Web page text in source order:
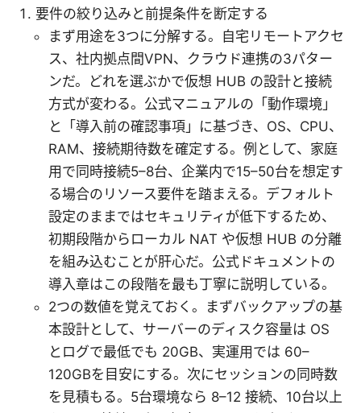
要件の絞り込みと前提条件を断定する
まず用途を3つに分解する。自宅リモートアクセ
ス、社内拠点間VPN、クラウド連携の3パター
ンだ。どれを選ぶかで仮想 HUB の設計と接続
方式が変わる。公式マニュアルの「動作環境」
と「導入前の確認事項」に基づき、OS、CPU、
RAM、接続期待数を確定する。例として、家庭
用で同時接続5–8台、企業内で15–50台を想定す
る場合のリソース要件を踏まえる。デフォルト
設定のままではセキュリティが低下するため、
初期段階からローカル NAT や仮想 HUB の分離
を組み込むことが肝心だ。公式ドキュメントの
導入章はこの段階を最も丁寧に説明している。
2つの数値を覚えておく。まずバックアップの基
本設計として、サーバーのディスク容量は OS
とログで最低でも 20GB、実運用では 60–
120GBを目安にする。次にセッションの同時数
を見積もる。5台環境なら 8–12 接続、10台以上